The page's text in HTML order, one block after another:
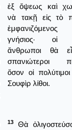
ἐξ ὄψεως καὶ
νὰ τακῇ εἰς τὸ
ἐμφανιζόμενος
γνήσιος· οἱ
ἄνθρωποι θὰ
σπανιώτεροι
ὅσον οἱ
Σουφὶρ λίθοι.
13
Θὰ